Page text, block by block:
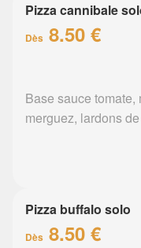
Pizza cannibale
Dès 8.50 €
Base sauce
merguez, lardons
Pizza buffalo solo
Dès 8.50 €